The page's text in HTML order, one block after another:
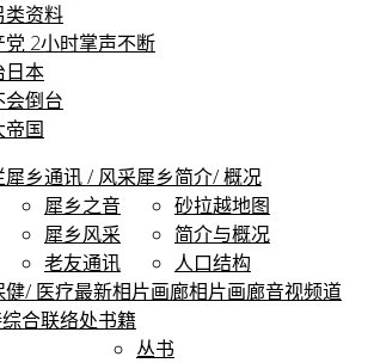
类资料
2小时掌声不断
日本
会倒台
帝国
犀乡通讯 / 风采
犀乡之音
犀乡风采
老友通讯
犀乡简介/ 概况
砂拉越地图
简介与概况
人口结构
健/ 医疗最新相片画廊相片画廊音视频道
综合联络处书籍
丛书